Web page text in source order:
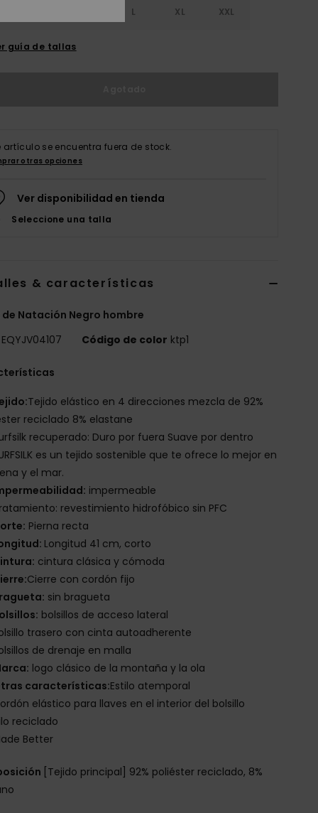
L XL XXL
guía de tallas
artículo se encuentra fuera de stock.
otras opciones
Ver disponibilidad en tienda
Seleccione una talla
& características
Natación Negro hombre
EQYJV04107 Código de color ktp1
Tejido elástico en 4 direcciones mezcla de 92%
reciclado 8% elastane
recuperado: Duro por fuera Suave por dentro
es un tejido sostenible que te ofrece lo mejor en
y el mar.
impermeable
revestimiento hidrofóbico sin PFC
Pierna recta
Longitud 41 cm, corto
cintura clásica y cómoda
Cierre con cordón fijo
sin bragueta
bolsillos de acceso lateral
trasero con cinta autoadherente
de drenaje en malla
logo clásico de la montaña y la ola
características:Estilo atemporal
elástico para llaves en el interior del bolsillo
reciclado
Better
[Tejido principal] 92% poliéster reciclado, 8%